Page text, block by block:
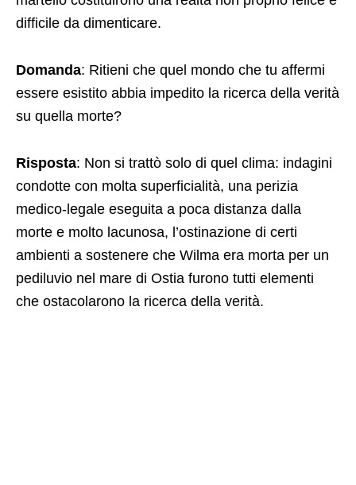
difficile da dimenticare.
Domanda: Ritieni che quel mondo che tu affermi
essere esistito abbia impedito la ricerca della verità
su quella morte?
Risposta: Non si trattò solo di quel clima: indagini
condotte con molta superficialità, una perizia
medico-legale eseguita a poca distanza dalla
morte e molto lacunosa, l’ostinazione di certi
ambienti a sostenere che Wilma era morta per un
pediluvio nel mare di Ostia furono tutti elementi
che ostacolarono la ricerca della verità.